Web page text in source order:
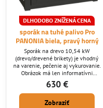
DLHODOBO ZNÍŽENÁ CENA
sporák na tuhé palivo Pro
PANONIA biela, pravý horný
Sporák na drevo 10,54 kW
(drevo/drevené brikety) je vhodný
na varenie, pečenie aj vykurovanie.
Obrázok má len informatívni
charakter, predávaná farba
starosvetská biela - taká špinavá
biela. Sporák na tuhé palivo má
jednoduchú obsluhu a úspornú
630 €
Zobraziť